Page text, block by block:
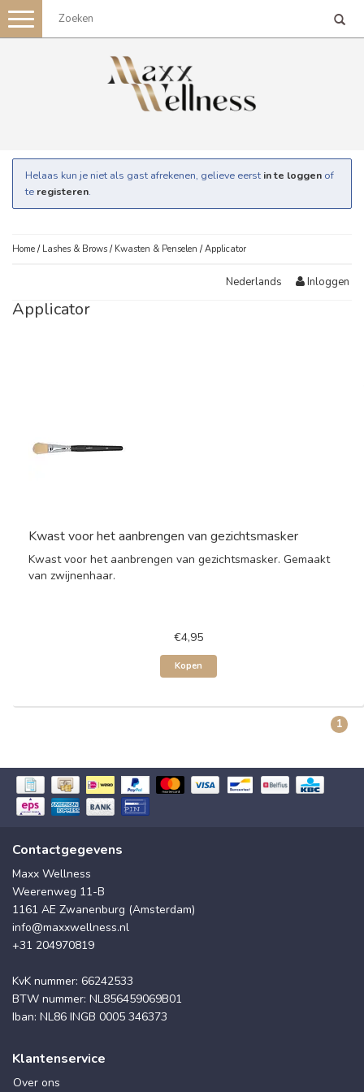
Toggle
navigation
Helaas kun je niet als gast afrekenen, gelieve eerst in te loggen of
te registeren.
Home / Lashes & Brows / Kwasten & Penselen /Applicator
Nederlands Inloggen
Applicator
Kwast voor het aanbrengen van gezichtsmasker
Kwast voor het aanbrengen van gezichtsmasker. Gemaakt
van zwijnenhaar.
€4,95
Kopen
1
Contactgegevens
Maxx Wellness
Weerenweg 11-B
1161 AE Zwanenburg (Amsterdam)
info@maxxwellness.nl
+31 204970819
KvK nummer: 66242533
BTW nummer: NL856459069B01
Iban: NL86 INGB 0005 346373
Klantenservice
Over ons